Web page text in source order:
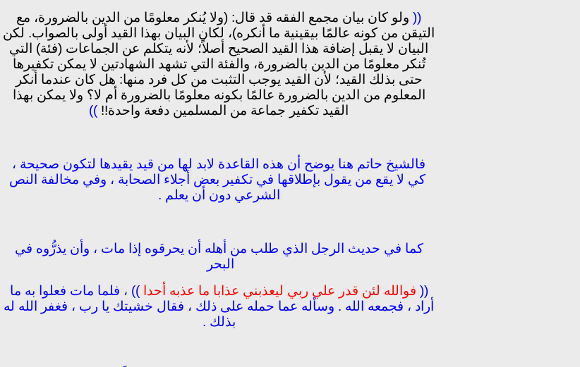
(( ولو كان بيان مجمع الفقه قد قال: (ولا يُنكر معلومًا من الدين بالضرورة، مع
التيقن من كونه عالمًا بيقينية ما أنكره)، لكان البيان بهذا القيد أولى بالصواب. لكن
البيان لا يقبل إضافة هذا القيد الصحيح أصلاً؛ لأنه يتكلم عن الجماعات (فئة) التي
تُنكر معلومًا من الدين بالضرورة، والفئة التي تشهد الشهادتين لا يمكن تكفيرها
حتى بذلك القيد؛ لأن القيد يوجب التثبت من كل فرد منها: هل كان عندما أنكر
المعلوم من الدين بالضرورة عالمًا بكونه معلومًا بالضرورة أم لا؟ ولا يمكن بهذا
القيد تكفير جماعة من المسلمين دفعة واحدة!! ))
فالشيخ حاتم هنا يوضح أن هذه القاعدة لابد لها من قيد يقيدها لتكون صحيحة ،
كي لا يقع من يقول بإطلاقها في تكفير بعض أجلاء الصحابة ، وفي مخالفة النص
الشرعي دون أن يعلم .
كما في حديث الرجل الذي طلب من أهله أن يحرقوه إذا مات ، وأن يذرُّوه في
البحر
(( فوالله لئن قدر علي ربي ليعذبني عذابا ما عذبه أحدا )) ، فلما مات فعلوا به ما
أراد ، فجمعه الله . وسأله عما حمله على ذلك ، فقال خشيتك يا رب ، فغفر الله له
بذلك .